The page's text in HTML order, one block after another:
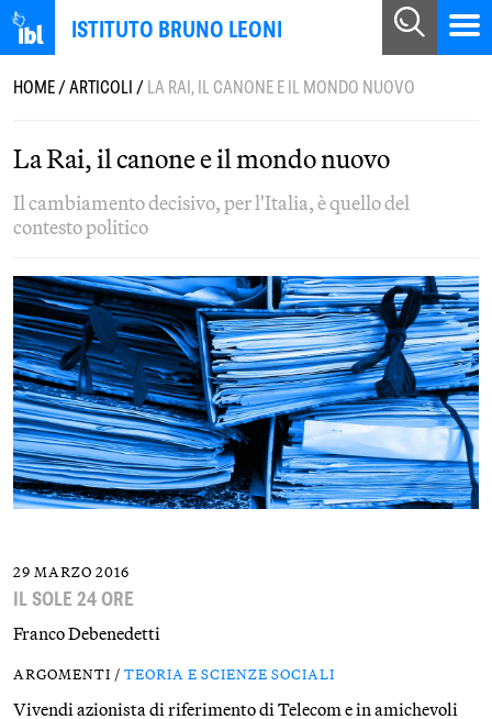
ISTITUTO BRUNO LEONI
HOME/ARTICOLI/LA RAI, IL CANONE E IL MONDO NUOVO
La Rai, il canone e il mondo nuovo
Il cambiamento decisivo, per l'Italia, è quello del
contesto politico
29 MARZO 2016
IL SOLE 24 ORE
Franco Debenedetti
ARGOMENTI / TEORIA E SCIENZE SOCIALI
Vivendi azionista di riferimento di Telecom e in amichevoli